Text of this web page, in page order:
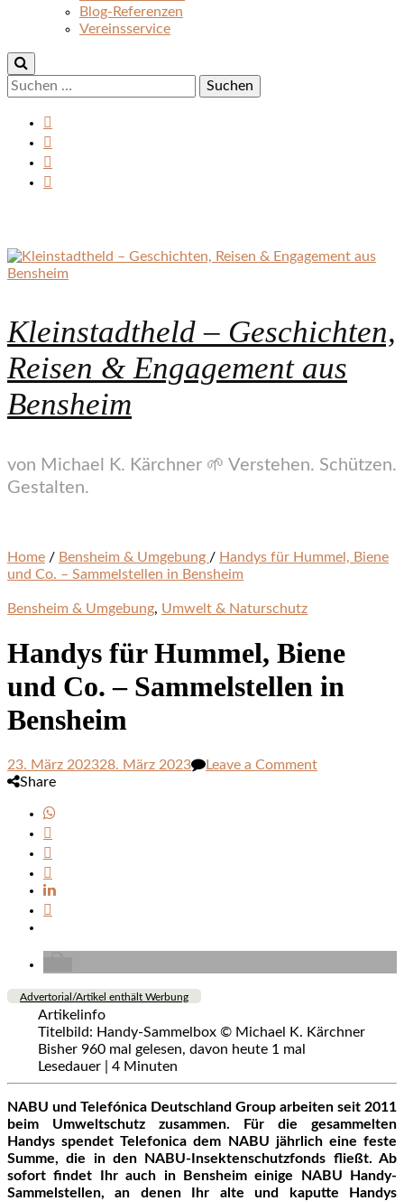
Blog-Referenzen
Vereinsservice
Suchen
nach:
Kleinstadtheld – Geschichten,
Reisen & Engagement aus
Bensheim
von Michael K. Kärchner 🌱 Verstehen. Schützen.
Gestalten.
Home / Bensheim & Umgebung / Handys für Hummel, Biene
und Co. – Sammelstellen in Bensheim
Bensheim & Umgebung, Umwelt & Naturschutz
Handys für Hummel, Biene
und Co. – Sammelstellen in
Bensheim
23. März 202328. März 2023 Leave a Commenton
Share
Advertorial/Artikel enthält Werbung
Artikelinfo
Titelbild: Handy-Sammelbox © Michael K. Kärchner
Bisher 960 mal gelesen, davon heute 1 mal
Lesedauer |
4 Minuten
NABU und Telefónica Deutschland Group arbeiten seit 2011
beim Umweltschutz zusammen. Für die gesammelten
Handys spendet Telefonica dem NABU jährlich eine feste
Summe, die in den NABU-Insektenschutzfonds fließt. Ab
sofort findet Ihr auch in Bensheim einige NABU Handy-
Sammelstellen, an denen Ihr alte und kaputte Handys